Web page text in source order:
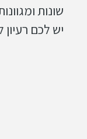
שונות
יש לכם